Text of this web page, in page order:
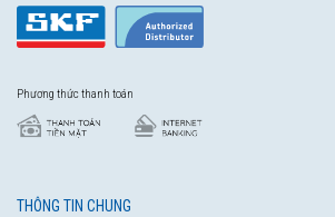
Phương thức thanh toán
THÔNG TIN CHUNG